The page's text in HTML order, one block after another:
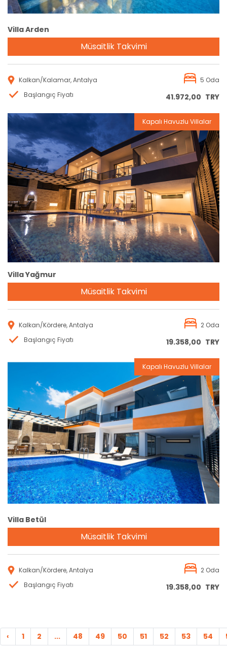
Villa Arden
Müsaitlik Takvimi
Kalkan/Kalamar, Antalya
5 Oda
Başlangıç Fiyatı
41.972,00 TRY
Rezervasyon
Kapalı Havuzlu Villalar
Villa Yağmur
Müsaitlik Takvimi
Kalkan/Kördere, Antalya
2 Oda
Başlangıç Fiyatı
19.358,00 TRY
Rezervasyon
Kapalı Havuzlu Villalar
Villa Betül
Müsaitlik Takvimi
Kalkan/Kördere, Antalya
2 Oda
Başlangıç Fiyatı
19.358,00 TRY
‹ 1 2 ... 48 49 50 51 52 53 54